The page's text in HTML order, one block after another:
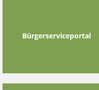
Bürgerserviceportal